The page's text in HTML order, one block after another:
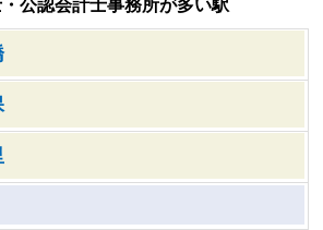
公認会計士事務所が多い駅